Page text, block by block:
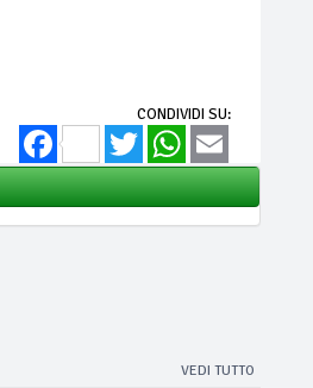
CONDIVIDI SU:
FacebookTwitter WhatsApp
VEDI TUTTO